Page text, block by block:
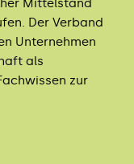
Mittelstand
Der Verband
Unternehmen
als
zur